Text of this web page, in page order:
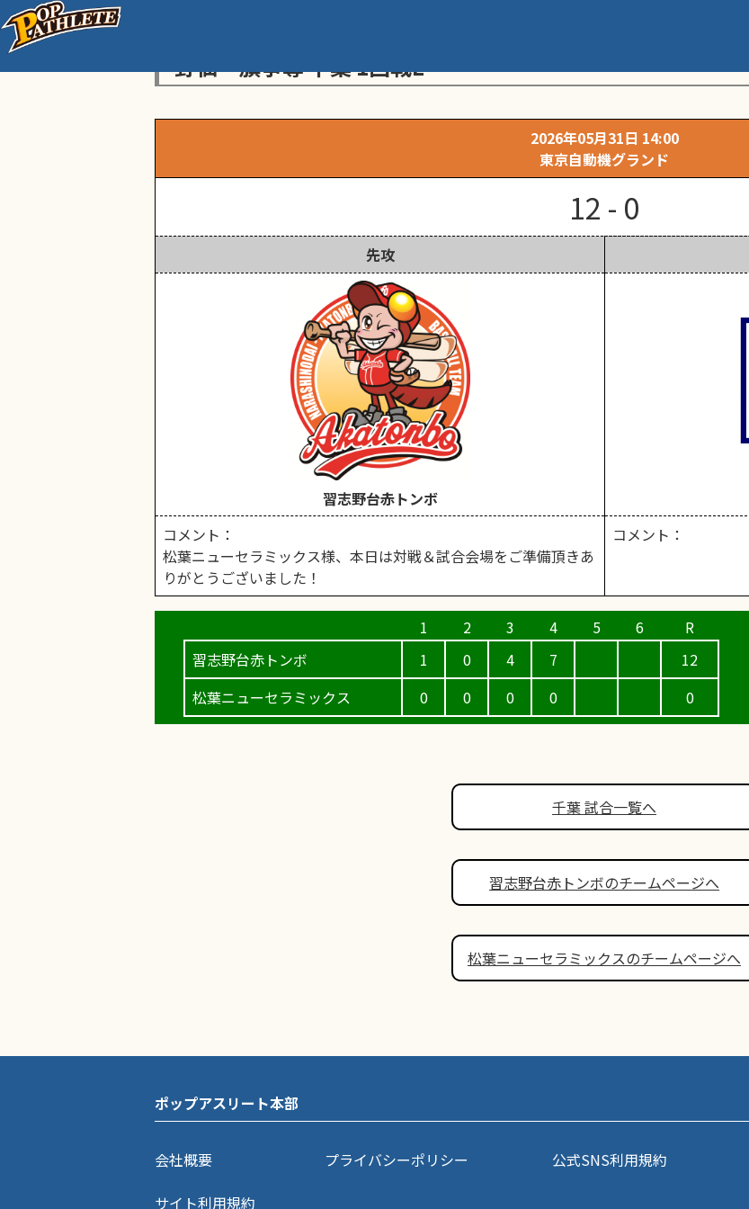
野仙一旗争奪 千葉 1回戦L
2026年05月31日 14:00
東京自動機グランド
12 - 0
先攻
習志野台赤トンボ
コメント：
松葉ニューセラミックス様、本日は対戦＆試合会場をご準備頂きあ
りがとうございました！
コメント：
習志野台赤トンボ
松葉ニューセラミックス
1
0
0
0
4
0
7
0
12
0
千葉 試合一覧へ
習志野台赤トンボのチームページへ
松葉ニューセラミックスのチームページへ
ポップアスリート本部
会社概要 プライバシーポリシー
公式SNS利用規約
サイト利用規約